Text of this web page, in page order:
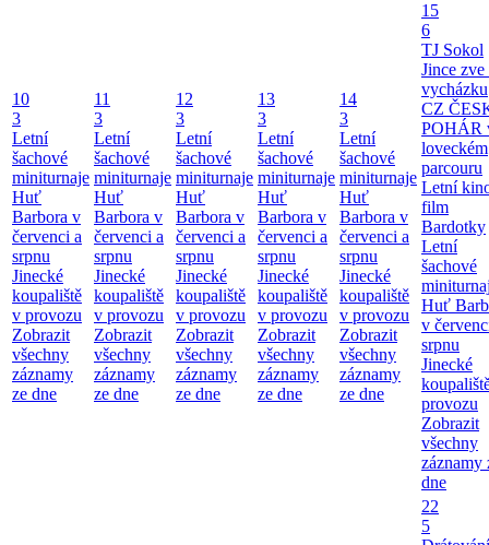
10
3
Letní
šachové
miniturnaje
Huť
Barbora v
červenci a
srpnu
Jinecké
koupaliště
v provozu
Zobrazit
všechny
záznamy
ze dne
11
3
Letní
šachové
miniturnaje
Huť
Barbora v
červenci a
srpnu
Jinecké
koupaliště
v provozu
Zobrazit
všechny
záznamy
ze dne
12
3
Letní
šachové
miniturnaje
Huť
Barbora v
červenci a
srpnu
Jinecké
koupaliště
v provozu
Zobrazit
všechny
záznamy
ze dne
13
3
Letní
šachové
miniturnaje
Huť
Barbora v
červenci a
srpnu
Jinecké
koupaliště
v provozu
Zobrazit
všechny
záznamy
ze dne
14
3
Letní
šachové
miniturnaje
Huť
Barbora v
červenci a
srpnu
Jinecké
koupaliště
v provozu
Zobrazit
všechny
záznamy
ze dne
15
6
TJ Sokol
Jince zve
vycházku
CZ
POHÁR
loveckém
parcouru
Letní
film
Bardotky
Letní
šachové
Huť
v
srpnu
Jinecké
provozu
Zobrazit
všechny
záznamy
dne
22
5